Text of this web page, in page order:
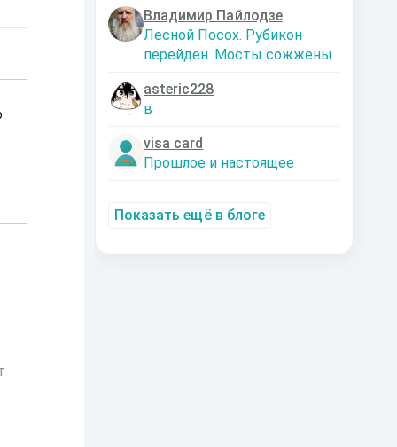
Владимир Пайлодзе
Лесной Посох. Рубикон
перейден. Мосты сожжены.
asteric228
в
visa card
Прошлое и настоящее
Показать ещё в блоге